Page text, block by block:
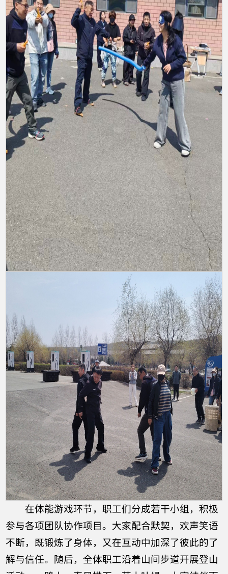
在体能游戏环节，职工们分成若干小组，积极
参与各项团队协作项目。大家配合默契，欢声笑语
不断，既锻炼了身体，又在互动中加深了彼此的了
解与信任。随后，全体职工沿着山间步道开展登山